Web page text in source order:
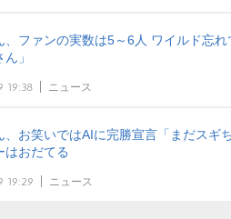
、ファンの実数は5～6人 ワイルド忘
」
19:38 ニュース
、お笑いではAIに完勝宣言「まだスギ
はおだてる
19:29 ニュース